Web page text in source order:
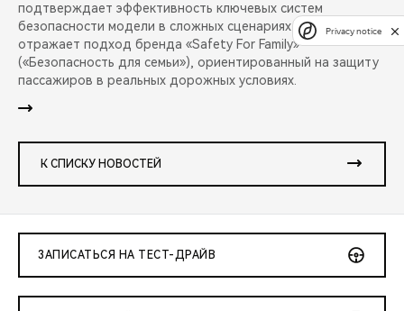
подтверждает эффективность ключевых систем
безопасности модели в сложных сценариях аварий и
отражает подход бренда «Safety For Family»
(«Безопасность для семьи»), ориентированный на защиту
пассажиров в реальных дорожных условиях.
К СПИСКУ НОВОСТЕЙ
ЗАПИСАТЬСЯ НА ТЕСТ-ДРАЙВ
Privacy notice